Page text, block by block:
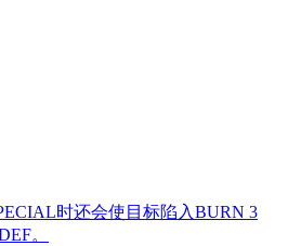
时还会使目标陷入BURN 3
。